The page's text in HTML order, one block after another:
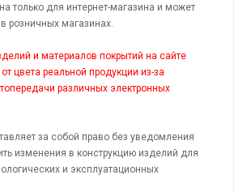
только для интернет-магазина и может
розничных магазинах.
и материалов покрытий на сайте
цвета реальной продукции из-за
различных электронных
за собой право без уведомления
изменения в конструкцию изделий для
и эксплуатационных